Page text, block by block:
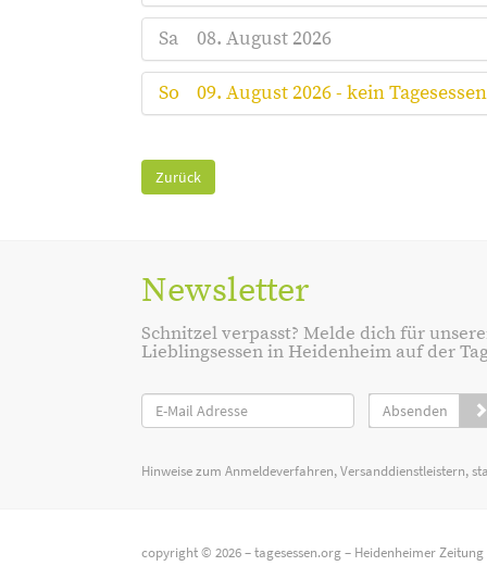
Sa 08. August 2026
So 09. August 2026 - kein Tagesessen
Zurück
Newsletter
Schnitzel verpasst? Melde dich für
Lieblingsessen in Heidenheim auf der
Absenden
Hinweise zum Anmeldeverfahren, Versanddienstleistern,
copyright © 2026 –tagesessen.org– Heidenheimer Zeitung